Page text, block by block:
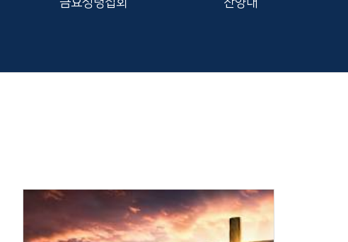
금요성령집회 찬양대